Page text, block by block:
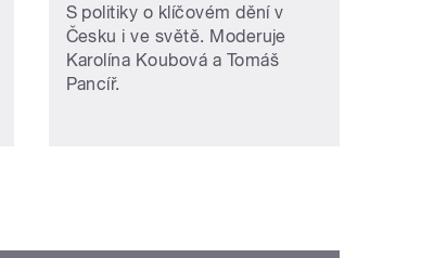
S politiky o klíčovém dění v
Česku i ve světě. Moderuje
Karolína Koubová a Tomáš
Pancíř.